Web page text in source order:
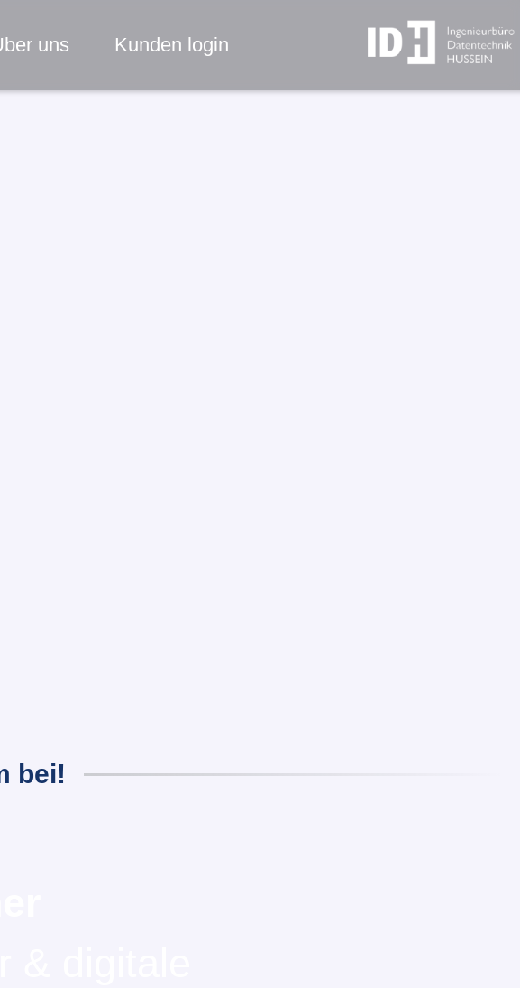
uns Kunden login
digitale
bei!